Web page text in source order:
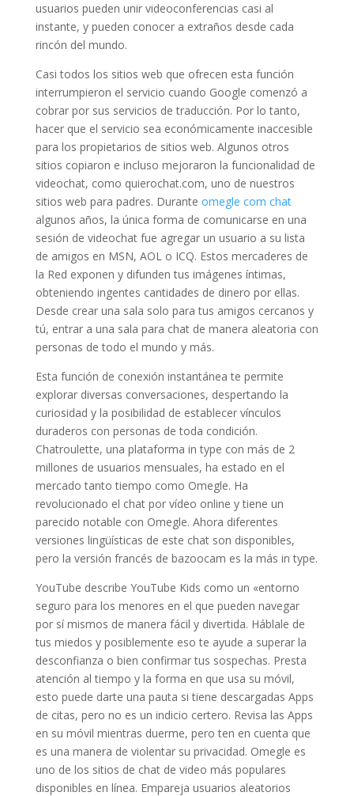
usuarios pueden unir videoconferencias casi al
instante, y pueden conocer a extraños desde cada
rincón del mundo.
Casi todos los sitios web que ofrecen esta función
interrumpieron el servicio cuando Google comenzó a
cobrar por sus servicios de traducción. Por lo tanto,
hacer que el servicio sea económicamente inaccesible
para los propietarios de sitios web. Algunos otros
sitios copiaron e incluso mejoraron la funcionalidad de
videochat, como quierochat.com, uno de nuestros
sitios web para padres. Durante omegle com chat
algunos años, la única forma de comunicarse en una
sesión de videochat fue agregar un usuario a su lista
de amigos en MSN, AOL o ICQ. Estos mercaderes de
la Red exponen y difunden tus imágenes íntimas,
obteniendo ingentes cantidades de dinero por ellas.
Desde crear una sala solo para tus amigos cercanos y
tú, entrar a una sala para chat de manera aleatoria con
personas de todo el mundo y más.
Esta función de conexión instantánea te permite
explorar diversas conversaciones, despertando la
curiosidad y la posibilidad de establecer vínculos
duraderos con personas de toda condición.
Chatroulette, una plataforma in type con más de 2
millones de usuarios mensuales, ha estado en el
mercado tanto tiempo como Omegle. Ha
revolucionado el chat por vídeo online y tiene un
parecido notable con Omegle. Ahora diferentes
versiones lingüísticas de este chat son disponibles,
pero la versión francés de bazoocam es la más in type.
YouTube describe YouTube Kids como un «entorno
seguro para los menores en el que pueden navegar
por sí mismos de manera fácil y divertida. Háblale de
tus miedos y posiblemente eso te ayude a superar la
desconfianza o bien confirmar tus sospechas. Presta
atención al tiempo y la forma en que usa su móvil,
esto puede darte una pauta si tiene descargadas Apps
de citas, pero no es un indicio certero. Revisa las Apps
en su móvil mientras duerme, pero ten en cuenta que
es una manera de violentar su privacidad. Omegle es
uno de los sitios de chat de video más populares
disponibles en línea. Empareja usuarios aleatorios